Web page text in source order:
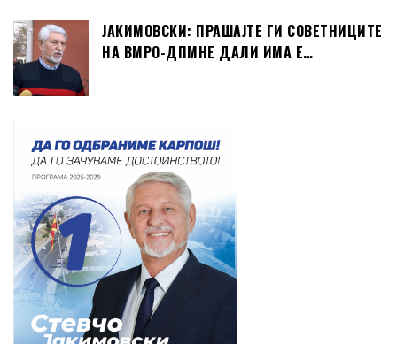
ЈАКИМОВСКИ: ПРАШАЈТЕ ГИ СОВЕТНИЦИТЕ
НА ВМРО-ДПМНЕ ДАЛИ ИМА Е…